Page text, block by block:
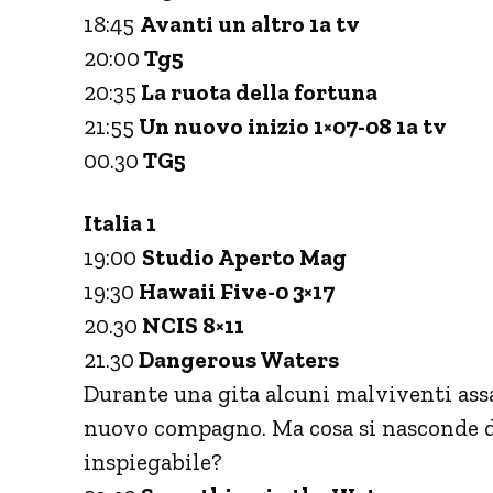
18:45 Avanti un altro 1a tv
20:00 Tg5
20:35 La ruota della fortuna
21:55 Un nuovo inizio 1×07-08 1a tv
00.30 TG5
Italia 1
19:00 Studio Aperto Mag
19:30 Hawaii Five-0 3×17
20.30 NCIS 8×11
21.30 Dangerous Waters
Durante una gita alcuni malviventi
nuovo compagno. Ma cosa si
inspiegabile?